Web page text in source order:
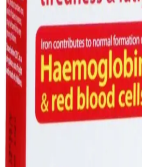
Marketlerde bulunan çeşitli demir
ve dozda sunulur. Doğru ürünü seçmek için
inceleyin ve uzmanlara danışın.
Demir Takviyeleri:
Destek Olacak Bilgiler ve
Süpermarketlerde bulunan demir
seçenekleriyle demir eksikliğini gidermede
Güvenilir ürünler ve doğru kullanım
Süpermarketlerde Karşınıza
Türleri ve Özellikleri Rehberi
Süpermarketlerde sıkça rastlanan metal
hakkında bilgi edinerek ürünleri doğru